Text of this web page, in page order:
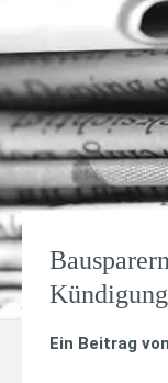
Ein Beitrag von